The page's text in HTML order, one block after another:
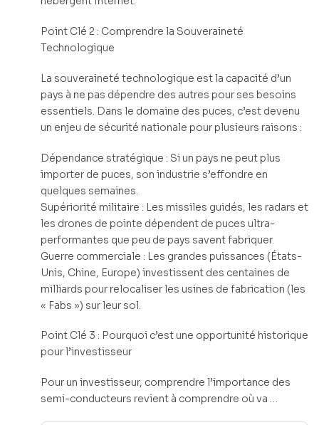
Point Clé 2 : Comprendre la Souveraineté
Technologique
La souveraineté technologique est la capacité d’un
pays à ne pas dépendre des autres pour ses besoins
essentiels. Dans le domaine des puces, c’est devenu
un enjeu de sécurité nationale pour plusieurs raisons :
Dépendance stratégique : Si un pays ne peut plus
importer de puces, son industrie s’effondre en
quelques semaines.
Supériorité militaire : Les missiles guidés, les radars et
les drones de pointe dépendent de puces ultra-
performantes que peu de pays savent fabriquer.
Guerre commerciale : Les grandes puissances (États-
Unis, Chine, Europe) investissent des centaines de
milliards pour relocaliser les usines de fabrication (les
« Fabs ») sur leur sol.
Point Clé 3 : Pourquoi c’est une opportunité historique
pour l’investisseur
Pour un investisseur, comprendre l’importance des
semi-conducteurs revient à comprendre où va …